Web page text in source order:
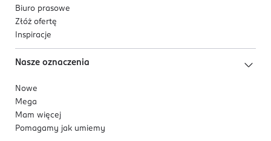
Biuro prasowe
Złóż ofertę
Inspiracje
Nasze oznaczenia
Nowe
Mega
Mam więcej
Pomagamy jak umiemy